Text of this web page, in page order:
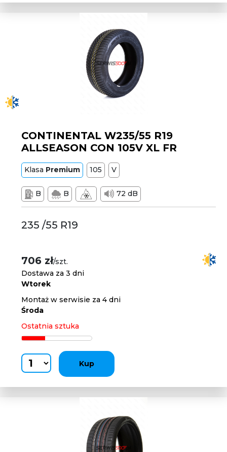
CONTINENTAL W235/55 R19
ALLSEASON CON 105V XL FR
Klasa Premium 105 V
B B 72 dB
235 /55 R19
706 zł/szt.
Dostawa za 3 dni
Wtorek
Montaż w serwisie za 4 dni
Środa
Ostatnia sztuka
Kup